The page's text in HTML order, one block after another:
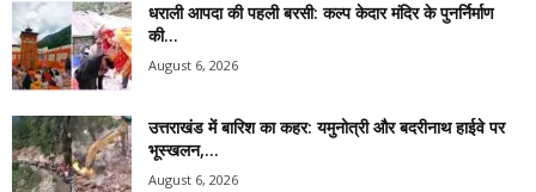
धराली आपदा की पहली बरसी: कल्प केदार मंदिर के पुनर्निर्माण
की...
August 6, 2026
उत्तराखंड में बारिश का कहर: यमुनोत्री और बदरीनाथ हाईवे पर
भूस्खलन,...
August 6, 2026